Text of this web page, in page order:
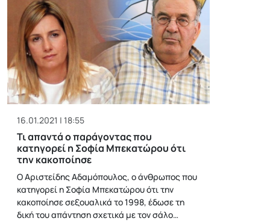
16.01.2021 | 18:55
Τι απαντά ο παράγοντας που
κατηγορεί η Σοφία Μπεκατώρου ότι
την κακοποίησε
Ο Αριστείδης Αδαμόπουλος, ο άνθρωπος που
κατηγορεί η Σοφία Μπεκατώρου ότι την
κακοποίησε σεξουαλικά το 1998, έδωσε τη
δική του απάντηση σχετικά με τον σάλο…